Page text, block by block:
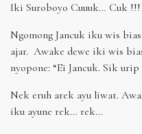
Iki Suroboyo Cuuuk… Cuk !!!
Ngomong Jancuk iku wis
ajar. Awake dewe iki wis
nyopone: “Ei Jancuk. Sik
Nek eruh arek ayu liwat.
iku ayune rek… rek…